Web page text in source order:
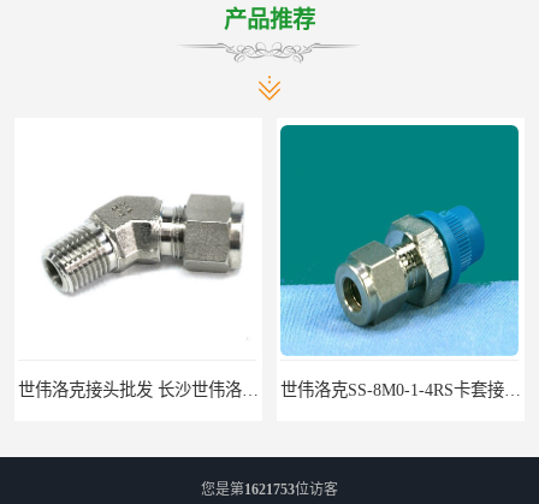
产品推荐
您是第1621753位访客